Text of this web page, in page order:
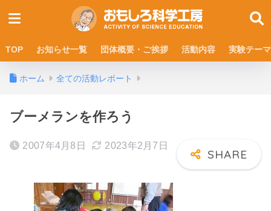
TOP お知らせ一覧 団体概要・ご挨拶 活動内容 実験テーマ
ホーム 全ての活動レポート
ブーメランを作ろう
2007年4月8日 2023年2月7日